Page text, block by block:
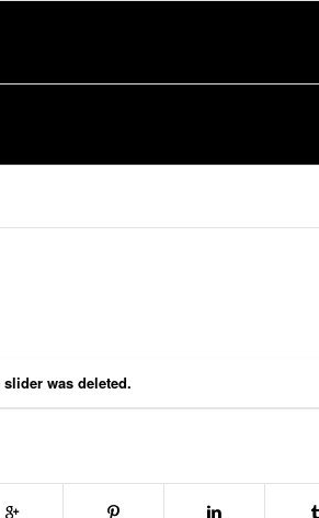
was deleted.